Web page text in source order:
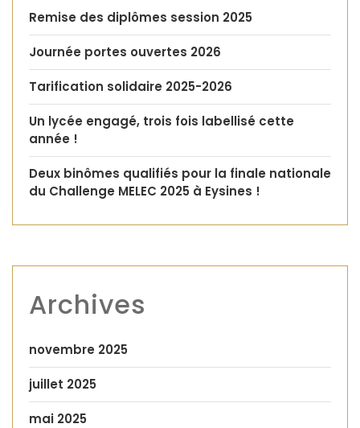
Remise des diplômes session 2025
Journée portes ouvertes 2026
Tarification solidaire 2025-2026
Un lycée engagé, trois fois labellisé cette
année !
Deux binômes qualifiés pour la finale nationale
du Challenge MELEC 2025 à Eysines !
Archives
novembre 2025
juillet 2025
mai 2025